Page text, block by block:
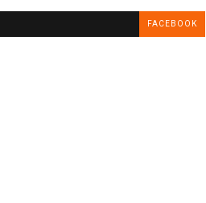
FACEBOOK